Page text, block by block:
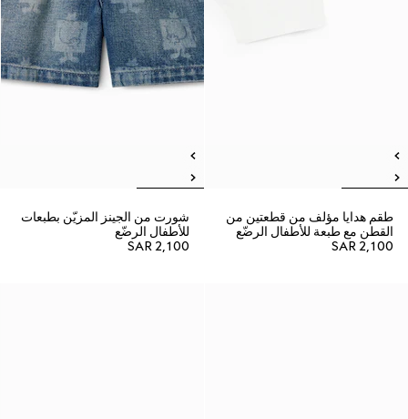
طقم هدايا مؤلف من قطعتين من
القطن مع طبعة للأطفال الرضّع
SAR 2,100
شورت من الجينز المزيّن بطبعات
للأطفال الرضّع
SAR 2,100